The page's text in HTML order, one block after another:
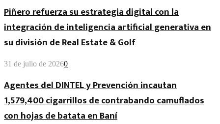
Piñero refuerza su estrategia digital con la
integración de inteligencia artificial generativa en
su división de Real Estate & Golf
31 de julio de 20260
Agentes del DINTEL y Prevención incautan
1,579,400 cigarrillos de contrabando camuflados
con hojas de batata en Baní